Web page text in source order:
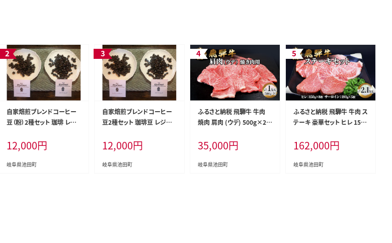
自家焙煎ブレンドコーヒー
豆（粉）2種セット 珈琲 レジ
ブラジルベース あっさり 重
12,000円
岐阜県池田町
自家焙煎ブレンドコーヒー
豆2種セット 珈琲豆 レジェ
ラジルベース あっさり 重厚
12,000円
岐阜県池田町
ふるさと納税 飛騨牛 牛肉
焼肉 肩肉 (ウデ) 500g×2
35,000円
岐阜県池田町
ふるさと納税 飛騨牛 牛肉 ス
テーキ 豪華セット ヒレ 150g
枚 計2.1kg 和牛
162,000円
岐阜県池田町